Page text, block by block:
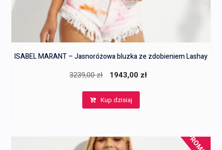
ISABEL MARANT – Jasnoróżowa bluzka ze zdobieniem Lashay
3239,00zł
Pierwotna
wynosiła:
1943,00 zł
Kup dzisiaj